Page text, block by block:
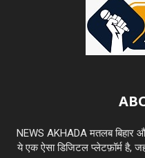
NEWS AKHADA मतलब
ये एक ऐसा डिजिटल प्लेटफ़ॉर्म है,